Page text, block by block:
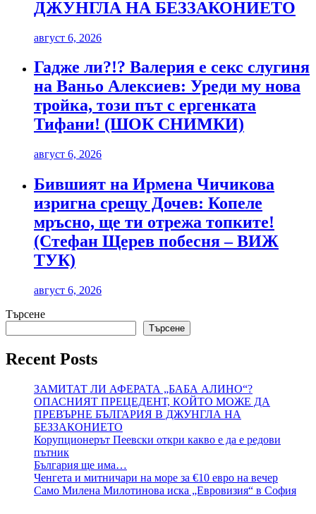
ДЖУНГЛА НА БЕЗЗАКОНИЕТО
август 6, 2026
Гадже ли?!? Валерия е секс слугиня
на Ваньо Алексиев: Уреди му нова
тройка, този път с ергенката
Тифани! (ШОК СНИМКИ)
август 6, 2026
Бившият на Ирмена Чичикова
изригна срещу Дочев: Копеле
мръсно, ще ти отрежа топките!
(Стефан Щерев побесня – ВИЖ
ТУК)
август 6, 2026
Търсене
Търсене
Recent Posts
ЗАМИТАТ ЛИ АФЕРАТА „БАБА АЛИНО“?
ОПАСНИЯТ ПРЕЦЕДЕНТ, КОЙТО МОЖЕ ДА
ПРЕВЪРНЕ БЪЛГАРИЯ В ДЖУНГЛА НА
БЕЗЗАКОНИЕТО
Корупционерът Пеевски откри какво е да е редови
пътник
България ще има…
Ченгета и митничари на море за €10 евро на вечер
Само Милена Милотинова иска „Евровизия“ в София